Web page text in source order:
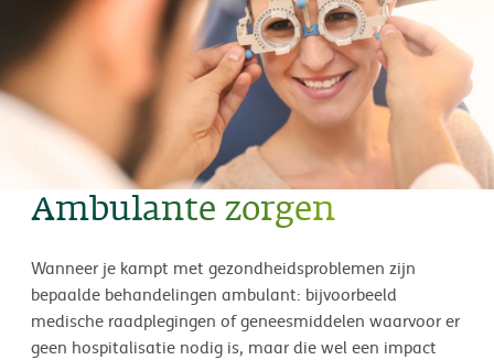
Ambulante zorgen
Wanneer je kampt met gezondheidsproblemen zijn
bepaalde behandelingen ambulant: bijvoorbeeld
medische raadplegingen of geneesmiddelen waarvoor er
geen hospitalisatie nodig is, maar die wel een impact